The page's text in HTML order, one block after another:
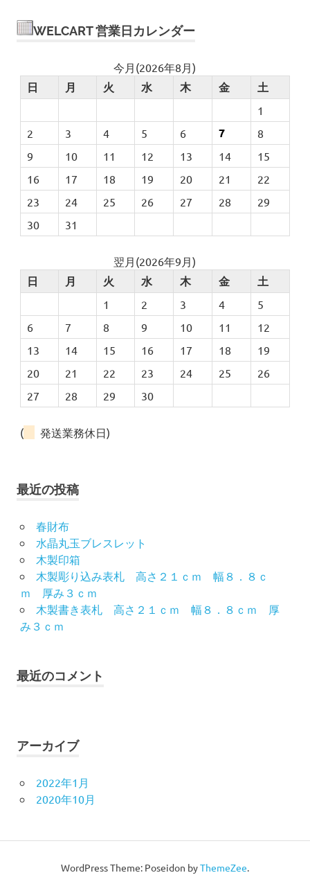
WELCART 営業日カレンダー
今月(2026年8月)
日 月 火 水 木 金 土
1
2
3 4 5 6 7
8
9
10 11 12 13 14
15
16
17 18 19 20 21
22
23
24 25 26 27 28
29
30
31
翌月(2026年9月)
日 月 火 水 木 金 土
1 2 3 4
5
6
7 8 9 10 11
12
13
14 15 16 17 18
19
20
21 22 23 24 25
26
27
28 29 30
( 発送業務休日)
最近の投稿
春財布
水晶丸玉ブレスレット
木製印箱
木製彫り込み表札 高さ２１ｃｍ 幅８．８ｃ
ｍ 厚み３ｃｍ
木製書き表札 高さ２１ｃｍ 幅８．８ｃｍ 厚
み３ｃｍ
最近のコメント
アーカイブ
2022年1月
2020年10月
WordPress Theme: Poseidon byThemeZee.